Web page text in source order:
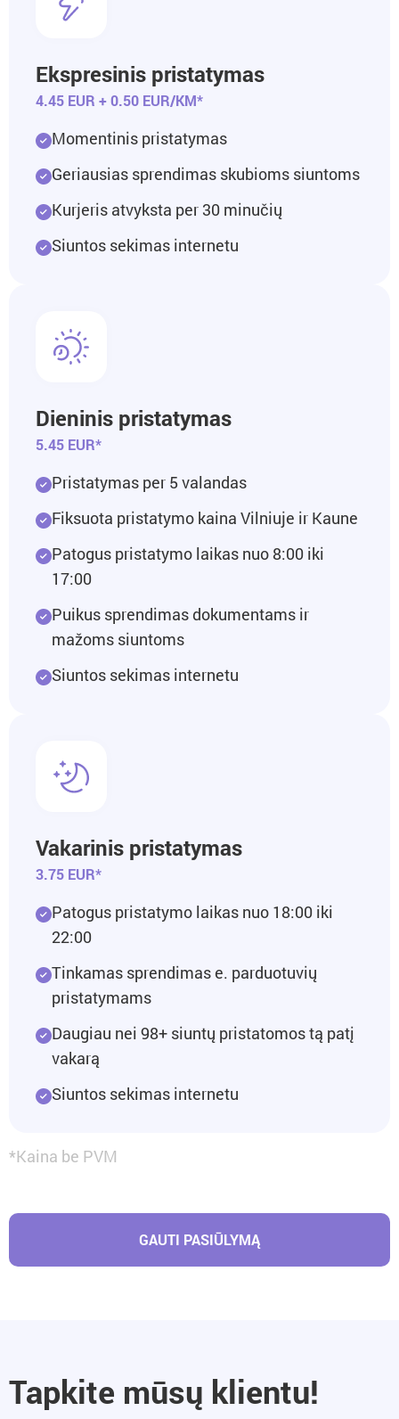
Ekspresinis pristatymas
4.45 EUR + 0.50 EUR/KM*
Momentinis pristatymas
Geriausias sprendimas skubioms siuntoms
Kurjeris atvyksta per 30 minučių
Siuntos sekimas internetu
Dieninis pristatymas
5.45 EUR*
Pristatymas per 5 valandas
Fiksuota pristatymo kaina Vilniuje ir Kaune
Patogus pristatymo laikas nuo 8:00 iki
17:00
Puikus sprendimas dokumentams ir
mažoms siuntoms
Siuntos sekimas internetu
Vakarinis pristatymas
3.75 EUR*
Patogus pristatymo laikas nuo 18:00 iki
22:00
Tinkamas sprendimas e. parduotuvių
pristatymams
Daugiau nei 98+ siuntų pristatomos tą patį
vakarą
Siuntos sekimas internetu
*Kaina be PVM
GAUTI PASIŪLYMĄ
Tapkite mūsų klientu!